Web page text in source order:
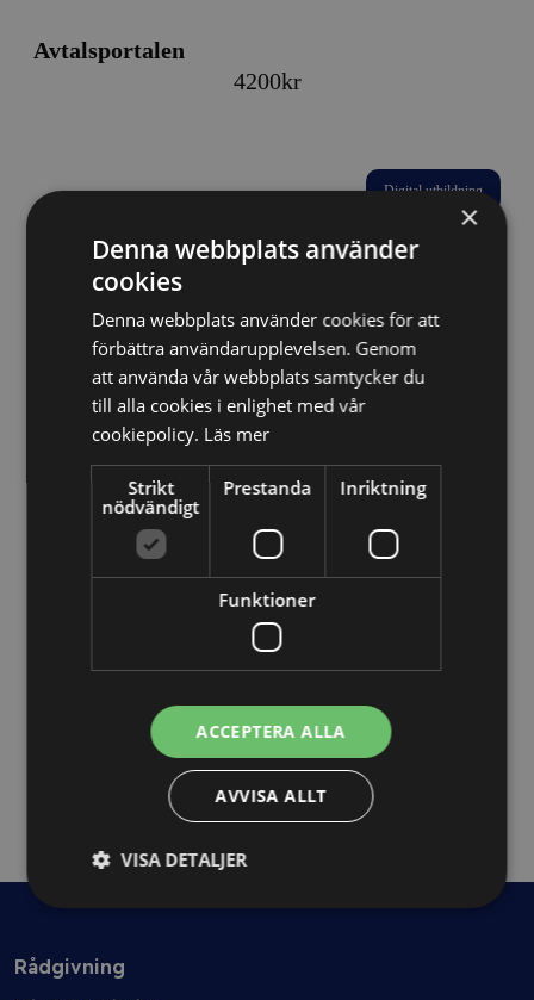
Avtalsportalen
4200kr
Digital utbildning
Avtalsportalen
450kr – 4200krPrice
range:
450kr
4200kr
Avtalsanalys 7+ sidor
Rådgivning
×
Denna webbplats använder
cookies
Denna webbplats använder cookies för att
förbättra användarupplevelsen. Genom
att använda vår webbplats samtycker du
till alla cookies i enlighet med vår
cookiepolicy. Läs mer
Strikt
nödvändigt
Prestanda Inriktning
Funktioner
ACCEPTERA ALLA
AVVISA ALLT
VISA DETALJER